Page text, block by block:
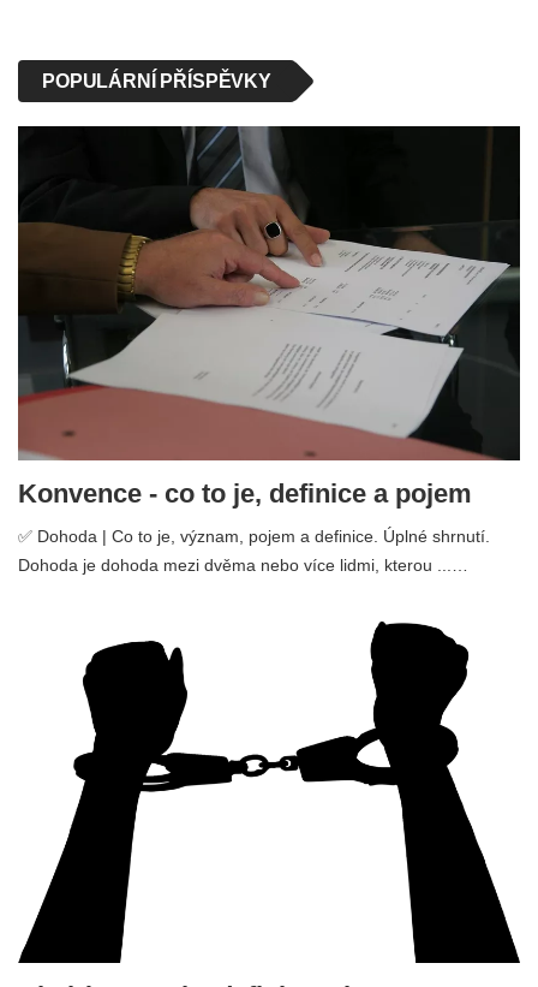
POPULÁRNÍ PŘÍSPĚVKY
Konvence - co to je, definice a pojem
✅ Dohoda | Co to je, význam, pojem a definice. Úplné shrnutí.
Dohoda je dohoda mezi dvěma nebo více lidmi, kterou ...…